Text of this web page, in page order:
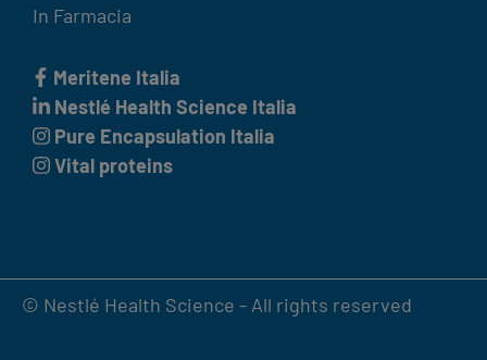
In Farmacia
Meritene Italia
Nestlé Health Science Italia
Pure Encapsulation Italia
Vital proteins
© Nestlé Health Science - All rights reserved